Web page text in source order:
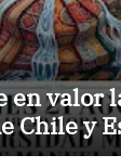
en valor
Chile y